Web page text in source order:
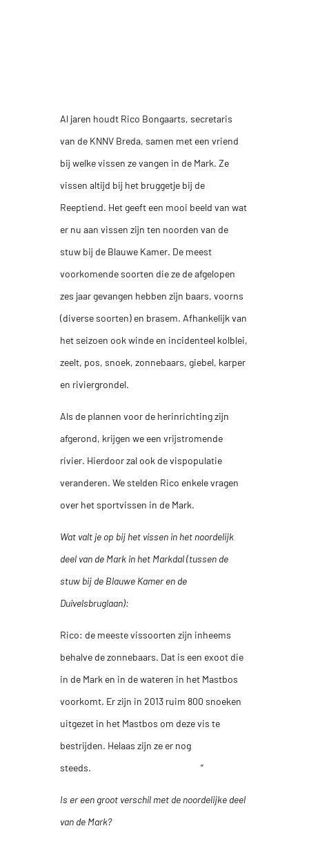
Al jaren houdt Rico Bongaarts, secretaris
van de KNNV Breda, samen met een vriend
bij welke vissen ze vangen in de Mark. Ze
vissen altijd bij het bruggetje bij de
Reeptiend. Het geeft een mooi beeld van wat
er nu aan vissen zijn ten noorden van de
stuw bij de Blauwe Kamer. De meest
voorkomende soorten die ze de afgelopen
zes jaar gevangen hebben zijn baars, voorns
(diverse soorten) en brasem. Afhankelijk van
het seizoen ook winde en incidenteel kolblei,
zeelt, pos, snoek, zonnebaars, giebel, karper
en riviergrondel.
Als de plannen voor de herinrichting zijn
afgerond, krijgen we een vrijstromende
rivier. Hierdoor zal ook de vispopulatie
veranderen. We stelden Rico enkele vragen
over het sportvissen in de Mark.
Wat valt je op bij het vissen in het noordelijk
deel van de Mark in het Markdal (tussen de
stuw bij de Blauwe Kamer en de
Duivelsbruglaan):
Rico: de meeste vissoorten zijn inheems
behalve de zonnebaars. Dat is een exoot die
in de Mark en in de wateren in het Mastbos
voorkomt. Er zijn in 2013 ruim 800 snoeken
uitgezet in het Mastbos om deze vis te
bestrijden. Helaas zijn ze er nog
steeds. “
Is er een groot verschil met de noordelijke deel
van de Mark?